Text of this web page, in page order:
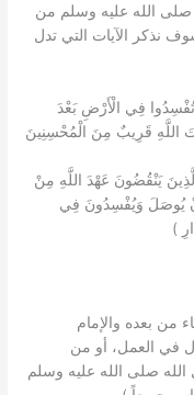
صلى الله عليه وسلم من
نذكر الآيات التي تدل
تُفْسِدُوا فِي الْأَرْضِ بَعْدَ
اللَّهِ قَرِيبٌ مِنَ الْمُحْسِنِينَ
يَنْقُضُونَ عَهْدَ اللَّهِ مِنْ
أَنْ يُوصَلَ وَيُفْسِدُونَ فِي
)
من بعده والإمام
في العمل، أو من
صلى الله عليه وسلم